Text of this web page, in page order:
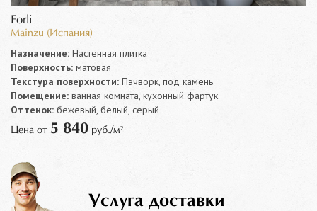
Forli
Mainzu (Испания)
Назначение: Настенная плитка
Поверхность: матовая
Текстура поверхности: Пэчворк, под камень
Помещение: ванная комната, кухонный фартук
Оттенок: бежевый, белый, серый
Цена от 5 840 руб./м²
Услуга доставки